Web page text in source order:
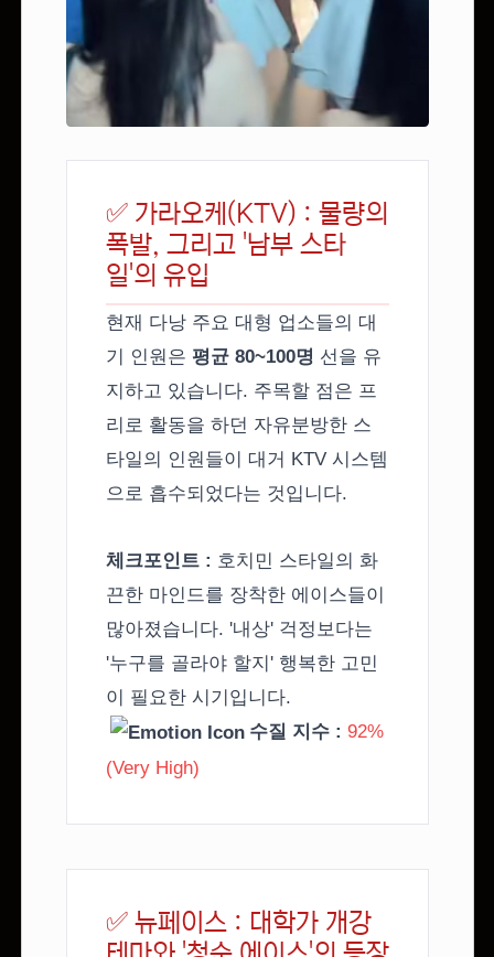
✅ 가라오케(KTV) : 물량의
폭발, 그리고 '남부 스타
일'의 유입
현재 다낭 주요 대형 업소들의 대
기 인원은 평균 80~100명 선을 유
지하고 있습니다. 주목할 점은 프
리로 활동을 하던 자유분방한 스
타일의 인원들이 대거 KTV 시스템
으로 흡수되었다는 것입니다.
체크포인트 : 호치민 스타일의 화
끈한 마인드를 장착한 에이스들이
많아졌습니다. '내상' 걱정보다는
'누구를 골라야 할지' 행복한 고민
이 필요한 시기입니다.
수질 지수 : 92%
(Very High)
✅ 뉴페이스 : 대학가 개강